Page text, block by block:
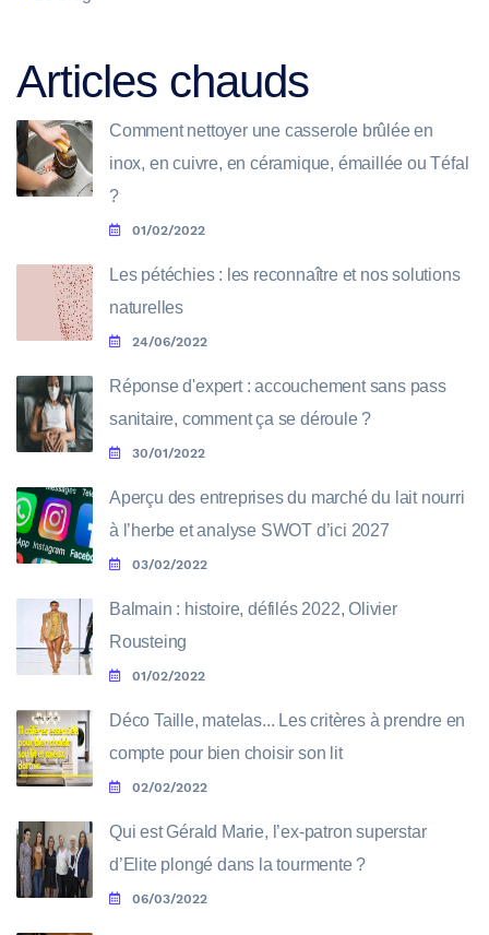
Articles chauds
Comment nettoyer une casserole brûlée en
inox, en cuivre, en céramique, émaillée ou Téfal
?
01/02/2022
Les pétéchies : les reconnaître et nos solutions
naturelles
24/06/2022
Réponse d'expert : accouchement sans pass
sanitaire, comment ça se déroule ?
30/01/2022
Aperçu des entreprises du marché du lait nourri
à l’herbe et analyse SWOT d’ici 2027
03/02/2022
Balmain : histoire, défilés 2022, Olivier
Rousteing
01/02/2022
Déco Taille, matelas... Les critères à prendre en
compte pour bien choisir son lit
02/02/2022
Qui est Gérald Marie, l’ex-patron superstar
d’Elite plongé dans la tourmente ?
06/03/2022